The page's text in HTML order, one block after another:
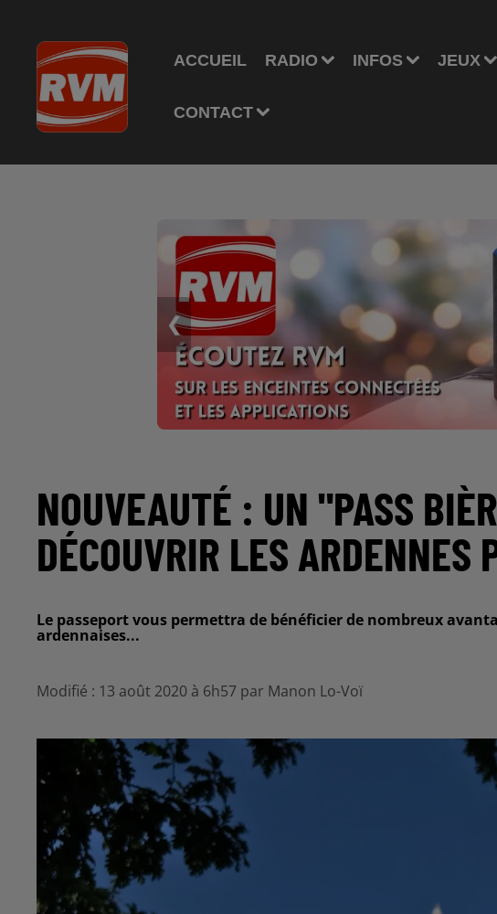
ACCUEIL RADIO INFOS JEUX
CONTACT
❮
NOUVEAUTÉ : UN "PASS
DÉCOUVRIR LES ARDENNES
Le passeport vous permettra de bénéficier de nombreux
ardennaises...
Modifié : 13 août 2020 à 6h57 par Manon Lo-Voï